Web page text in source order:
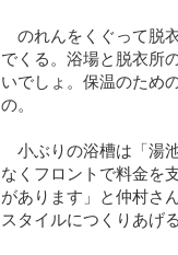
のれんをくぐって脱
でくる。浴場と脱衣所
いでしょ。保温のため
の。
小ぶりの浴槽は「湯
なくフロントで料金を
があります」と仲村さ
スタイルにつくりあげ